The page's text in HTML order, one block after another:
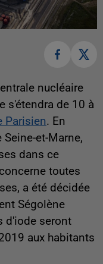
nucléaire
s'étendra de 10 à
Parisien. En
et-Marne,
dans ce
toutes
a été décidée
Ségolène
d'iode seront
aux habitants